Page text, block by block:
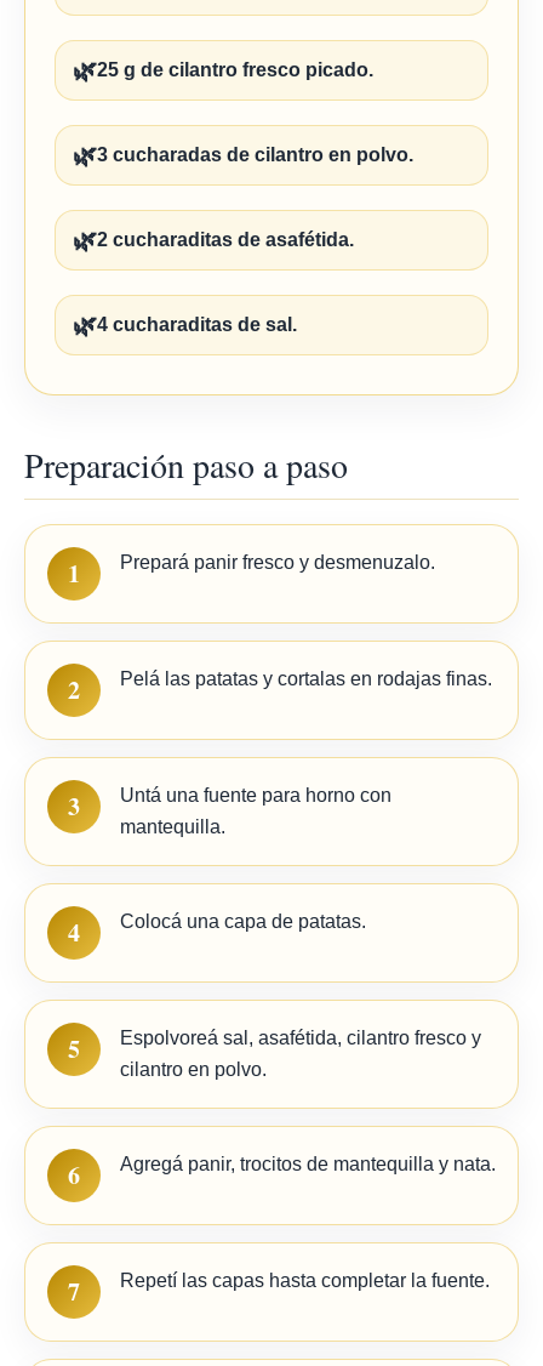
🌿25 g de cilantro fresco picado.
🌿3 cucharadas de cilantro en polvo.
🌿2 cucharaditas de asafétida.
🌿4 cucharaditas de sal.
Preparación paso a paso
1 Prepará panir fresco y desmenuzalo.
2 Pelá las patatas y cortalas en rodajas finas.
3
Untá una fuente para horno con
mantequilla.
4 Colocá una capa de patatas.
5
Espolvoreá sal, asafétida, cilantro fresco y
cilantro en polvo.
6 Agregá panir, trocitos de mantequilla y nata.
7 Repetí las capas hasta completar la fuente.